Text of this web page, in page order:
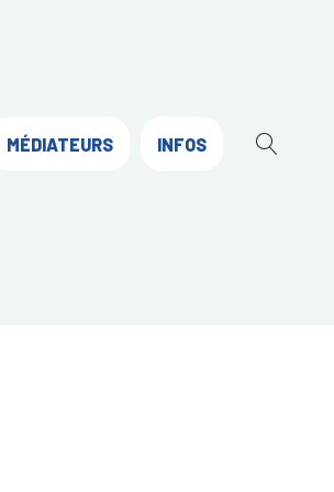
MÉDIATEURS INFOS